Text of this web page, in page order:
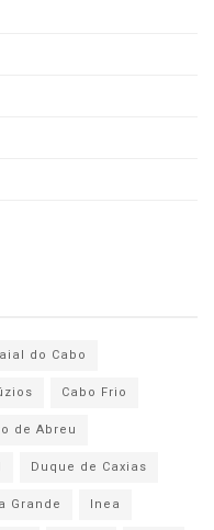
do Cabo
Cabo Frio
de Abreu
Duque de Caxias
Grande
Inea